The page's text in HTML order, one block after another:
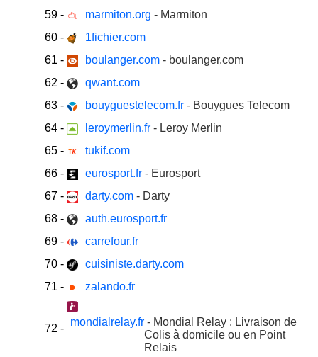
59 - marmiton.org - Marmiton
60 -
1fichier.com
61 - boulanger.com - boulanger.com
62 -
qwant.com
63 - bouyguestelecom.fr - Bouygues Telecom
64 - leroymerlin.fr - Leroy Merlin
65 -
tukif.com
66 - eurosport.fr - Eurosport
67 - darty.com - Darty
68 -
auth.eurosport.fr
69 -
carrefour.fr
70 -
cuisiniste.darty.com
71 - zalando.fr
72 -
mondialrelay.fr - Mondial Relay : Livraison de
Colis à domicile ou en Point
Relais